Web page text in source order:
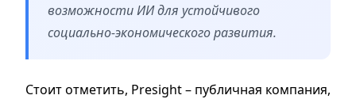
возможности ИИ для устойчивого
социально-экономического развития.
Стоит отметить, Presight – публичная компания,